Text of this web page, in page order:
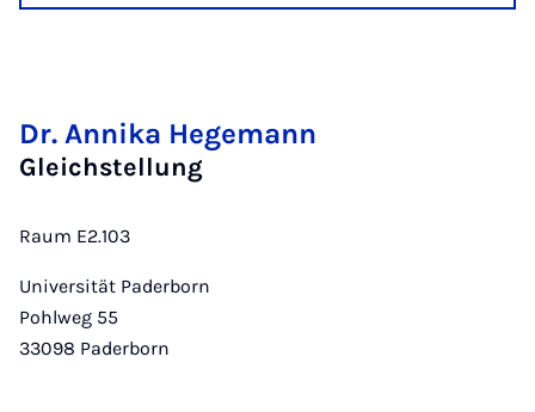
Dr. Annika Hegemann
Gleichstellung
Raum E2.103
Universität Paderborn
Pohlweg 55
33098 Paderborn